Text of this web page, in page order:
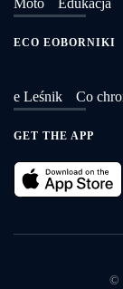
ECO EOBORNIKI
e Leśnik Co
GET THE APP
©